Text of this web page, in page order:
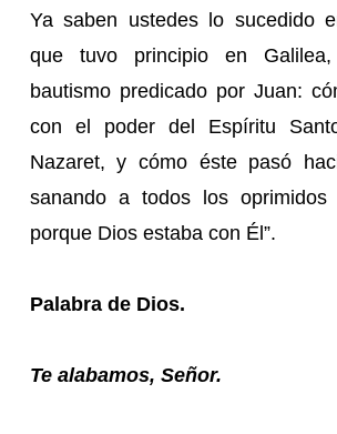
Ya saben ustedes lo sucedido
que tuvo principio en Galilea,
bautismo predicado por Juan:
con el poder del Espíritu
Nazaret, y cómo éste pasó
sanando a todos los
porque Dios estaba con Él”.
Palabra de Dios.
Te alabamos, Señor.